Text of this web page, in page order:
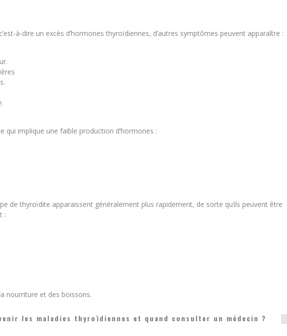
à-dire un excès d’hormones thyroïdiennes, d’autres symptômes peuvent apparaître :
qui implique une faible production d’hormones :
de thyroïdite apparaissent généralement plus rapidement, de sorte qu’ils peuvent être
:
nourriture et des boissons.
les maladies thyroïdiennes et quand consulter un médecin ?